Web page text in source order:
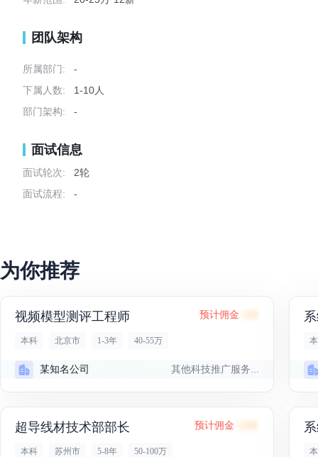
团队架构
所属部门:
-
下属人数:
1-10人
部门架构:
-
面试信息
面试轮次:
2轮
面试流程:
-
为你推荐
视频模型测评工程师 预计佣金
本科 北京市 1-3年 40-55万
某知名公司 其他科技推广服务...
超导线材技术部部长 预计佣金
本科 苏州市 5-8年 50-100万